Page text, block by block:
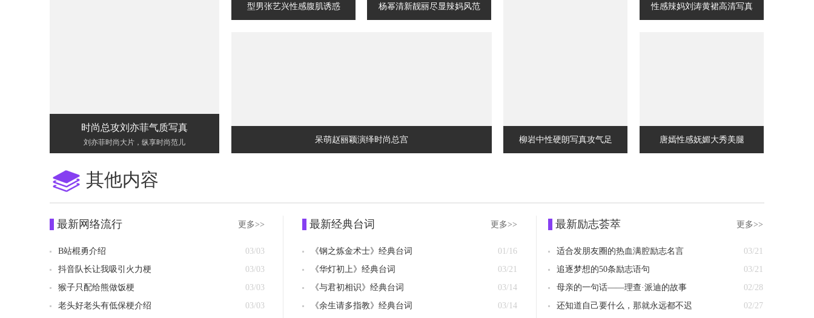
时尚总攻刘亦菲气质写真
刘亦菲时尚大片，纵享时尚范儿
型男张艺兴性感腹肌诱惑 杨幂清新靓丽尽显辣妈风范
呆萌赵丽颖演绎时尚总宫 柳岩中性硬朗写真攻气足
性感辣妈刘涛黄裙高清写真
唐嫣性感妩媚大秀美腿
其他内容
更多>>
最新网络流行
03/03
B站棍勇介绍
03/03
抖音队长让我吸引火力梗
03/03
猴子只配给熊做饭梗
03/03
老头好老头有低保梗介绍
更多>>
最新经典台词
01/16
《钢之炼金术士》经典台词
03/21
《华灯初上》经典台词
03/14
《与君初相识》经典台词
03/14
《余生请多指教》经典台词
更多>>
最新励志荟萃
03/21
适合发朋友圈的热血满腔励志名言
03/21
追逐梦想的50条励志语句
02/28
母亲的一句话——理查·派迪的故事
02/27
还知道自己要什么，那就永远都不迟